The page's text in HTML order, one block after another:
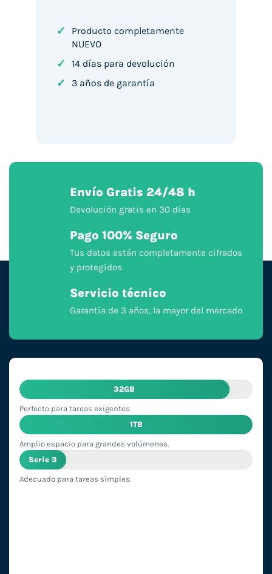
✓
Producto completamente
NUEVO
✓ 14 días para devolución
✓ 3 años de garantía
Envío Gratis 24/48 h
Devolución gratis en 30 días
Pago 100% Seguro
Tus datos están completamente cifrados
y protegidos.
Servicio técnico
Garantía de 3 años, la mayor del mercado
32GB
Perfecto para tareas exigentes.
1TB
Amplio espacio para grandes volúmenes.
Serie 3
Adecuado para tareas simples.